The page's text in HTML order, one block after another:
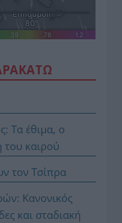
Τα έθιμα, ο
του καιρού
τον Τσίπρα
Κανονικός
και σταδιακή